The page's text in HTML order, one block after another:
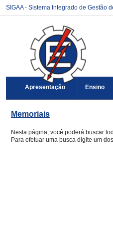
SIGAA - Sistema Integrado de Gestão
Apresentação Ensino
Memoriais
Nesta página, você poderá buscar
Para efetuar uma busca digite um